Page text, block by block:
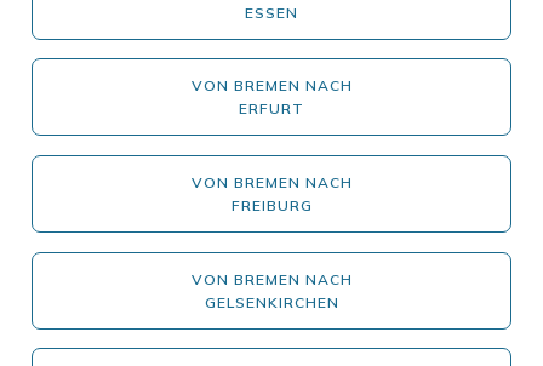
ESSEN
VON BREMEN NACH
ERFURT
VON BREMEN NACH
FREIBURG
VON BREMEN NACH
GELSENKIRCHEN